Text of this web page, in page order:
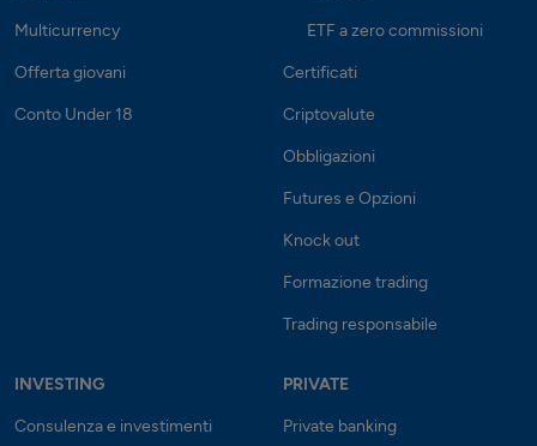
Multicurrency
Offerta giovani
Conto Under 18
ETF a zero commissioni
Certificati
Criptovalute
Obbligazioni
Futures e Opzioni
Knock out
Formazione trading
Trading responsabile
INVESTING
Consulenza e investimenti
PRIVATE
Private banking